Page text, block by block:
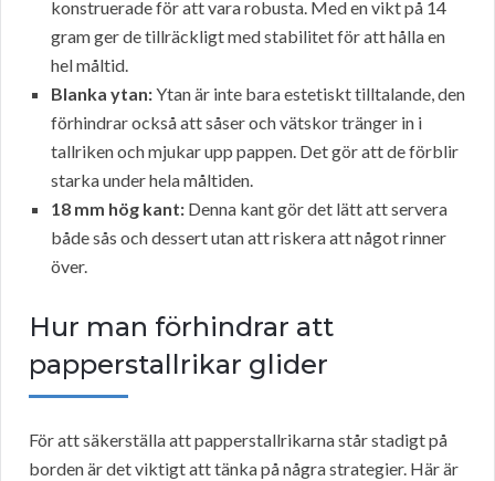
konstruerade för att vara robusta. Med en vikt på 14
gram ger de tillräckligt med stabilitet för att hålla en
hel måltid.
Blanka ytan:Ytan är inte bara estetiskt tilltalande, den
förhindrar också att såser och vätskor tränger in i
tallriken och mjukar upp pappen. Det gör att de förblir
starka under hela måltiden.
18 mm hög kant: Denna kant gör det lätt att servera
både sås och dessert utan att riskera att något rinner
över.
Hur man förhindrar att
papperstallrikar glider
För att säkerställa att papperstallrikarna står stadigt på
borden är det viktigt att tänka på några strategier. Här är